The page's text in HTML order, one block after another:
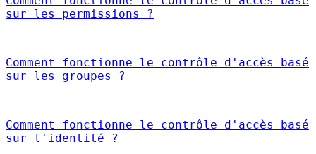
sur les permissions ?
Comment fonctionne le contrôle d'accès basé
sur les groupes ?
Comment fonctionne le contrôle d'accès basé
sur l'identité ?